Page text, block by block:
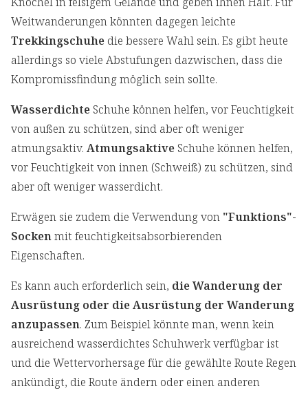
Weitwanderungen könnten dagegen leichte
Trekkingschuhe die bessere Wahl sein. Es gibt heute
allerdings so viele Abstufungen dazwischen, dass die
Kompromissfindung möglich sein sollte.
Wasserdichte Schuhe können helfen, vor Feuchtigkeit
von außen zu schützen, sind aber oft weniger
atmungsaktiv. Atmungsaktive Schuhe können helfen,
vor Feuchtigkeit von innen (Schweiß) zu schützen, sind
aber oft weniger wasserdicht.
Erwägen sie zudem die Verwendung von "Funktions"-
Sockenmit feuchtigkeitsabsorbierenden
Eigenschaften.
Es kann auch erforderlich sein, die Wanderung der
Ausrüstung oder die Ausrüstung der Wanderung
anzupassen. Zum Beispiel könnte man, wenn kein
ausreichend wasserdichtes Schuhwerk verfügbar ist
und die Wettervorhersage für die gewählte Route Regen
ankündigt, die Route ändern oder einen anderen